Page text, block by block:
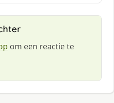
om een reactie te